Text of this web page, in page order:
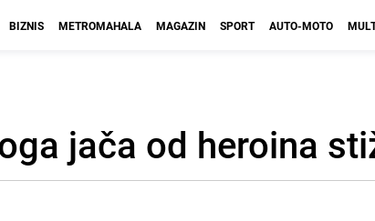
BIZNIS METROMAHALA MAGAZIN SPORT AUTO-MOTO
jača od heroina